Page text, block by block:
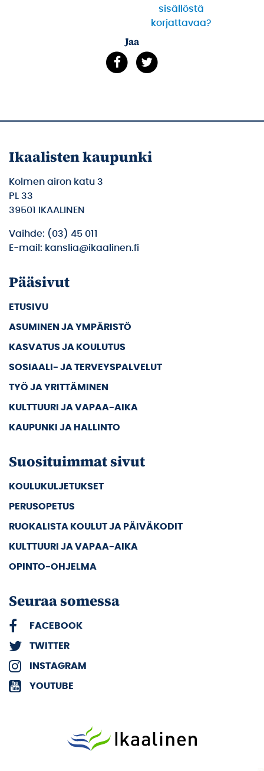
sisällöstä
korjattavaa?
Jaa
Ikaalisten kaupunki
Kolmen airon katu 3
PL 33
39501 IKAALINEN
Vaihde: (03) 45 011
E-mail: kanslia@ikaalinen.fi
Pääsivut
ETUSIVU
ASUMINEN JA YMPÄRISTÖ
KASVATUS JA KOULUTUS
SOSIAALI- JA TERVEYSPALVELUT
TYÖ JA YRITTÄMINEN
KULTTUURI JA VAPAA-AIKA
KAUPUNKI JA HALLINTO
Suosituimmat sivut
KOULUKULJETUKSET
PERUSOPETUS
RUOKALISTA KOULUT JA PÄIVÄKODIT
KULTTUURI JA VAPAA-AIKA
OPINTO-OHJELMA
Seuraa somessa
FACEBOOK
TWITTER
INSTAGRAM
YOUTUBE